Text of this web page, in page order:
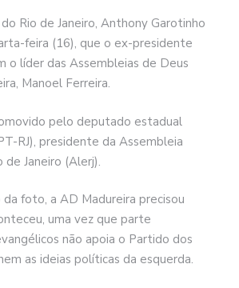
Rio de Janeiro, Anthony Garotinho
feira (16), que o ex-presidente
o líder das Assembleias de Deus
Manoel Ferreira.
pelo deputado estadual
RJ), presidente da Assembleia
Janeiro (Alerj).
da foto, a AD Madureira precisou
uma vez que parte
não apoia o Partido dos
as ideias políticas da esquerda.